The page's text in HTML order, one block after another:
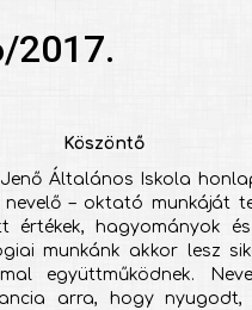
2017.
Köszöntő
Általános Iskola
– oktató munkáját
hagyományok
munkánk akkor lesz
együttműködnek.
arra, hogy